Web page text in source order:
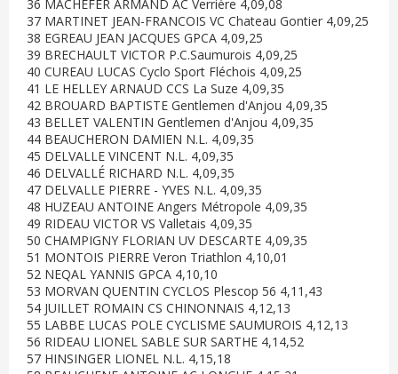
36 MACHEFER ARMAND AC Verrière 4,09,08
37 MARTINET JEAN-FRANCOIS VC Chateau Gontier 4,09,25
38 EGREAU JEAN JACQUES GPCA 4,09,25
39 BRECHAULT VICTOR P.C.Saumurois 4,09,25
40 CUREAU LUCAS Cyclo Sport Fléchois 4,09,25
41 LE HELLEY ARNAUD CCS La Suze 4,09,35
42 BROUARD BAPTISTE Gentlemen d'Anjou 4,09,35
43 BELLET VALENTIN Gentlemen d'Anjou 4,09,35
44 BEAUCHERON DAMIEN N.L. 4,09,35
45 DELVALLE VINCENT N.L. 4,09,35
46 DELVALLÉ RICHARD N.L. 4,09,35
47 DELVALLE PIERRE - YVES N.L. 4,09,35
48 HUZEAU ANTOINE Angers Métropole 4,09,35
49 RIDEAU VICTOR VS Valletais 4,09,35
50 CHAMPIGNY FLORIAN UV DESCARTE 4,09,35
51 MONTOIS PIERRE Veron Triathlon 4,10,01
52 NEQAL YANNIS GPCA 4,10,10
53 MORVAN QUENTIN CYCLOS Plescop 56 4,11,43
54 JUILLET ROMAIN CS CHINONNAIS 4,12,13
55 LABBE LUCAS POLE CYCLISME SAUMUROIS 4,12,13
56 RIDEAU LIONEL SABLE SUR SARTHE 4,14,52
57 HINSINGER LIONEL N.L. 4,15,18